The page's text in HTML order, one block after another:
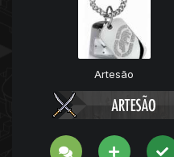
Artesão